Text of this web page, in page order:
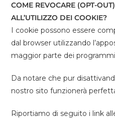
COME REVOCARE (OPT-
ALL’UTILIZZO DEI COOKIE?
I cookie possono essere
dal browser utilizzando
maggior parte dei
Da notare che pur
nostro sito funzionerà
Riportiamo di seguito i link